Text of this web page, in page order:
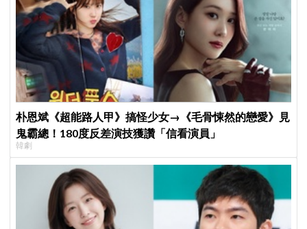
朴恩斌《超能路人甲》搞怪少女→《毛骨悚然的戀愛》見
鬼霸總！180度反差演技獲讚「信看演員」
韓劇